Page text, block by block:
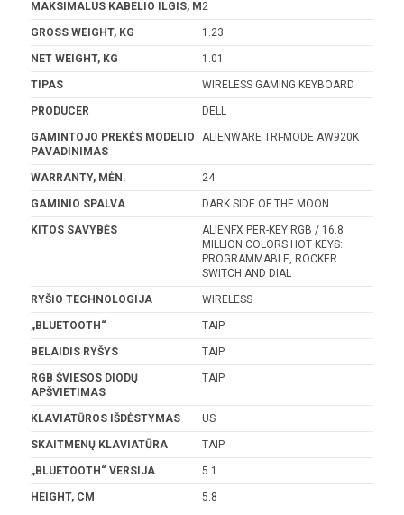
MAKSIMALUS KABELIO ILGIS, M 2
GROSS WEIGHT, KG 1.23
NET WEIGHT, KG 1.01
TIPAS WIRELESS GAMING KEYBOARD
PRODUCER DELL
GAMINTOJO PREKĖS MODELIO
PAVADINIMAS
ALIENWARE TRI-MODE AW920K
WARRANTY, MĖN. 24
GAMINIO SPALVA DARK SIDE OF THE MOON
KITOS SAVYBĖS
ALIENFX PER-KEY RGB / 16.8
MILLION COLORS HOT KEYS:
PROGRAMMABLE, ROCKER
SWITCH AND DIAL
RYŠIO TECHNOLOGIJA WIRELESS
„BLUETOOTH“ TAIP
BELAIDIS RYŠYS TAIP
RGB ŠVIESOS DIODŲ
APŠVIETIMAS
TAIP
KLAVIATŪROS IŠDĖSTYMAS US
SKAITMENŲ KLAVIATŪRA TAIP
„BLUETOOTH“ VERSIJA 5.1
HEIGHT, CM 5.8